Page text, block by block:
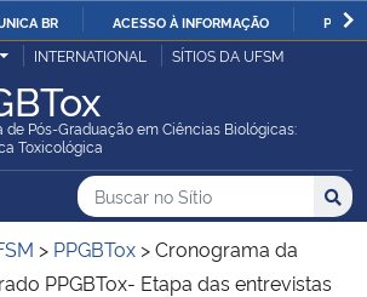
IR
O
CONTEÚDO
BR ACESSO À INFORMAÇÃO
Pública
INTERNATIONAL SÍTIOS DA UFSM
de Pós-Graduação em Ciências Biológicas:
Toxicológica
do Sítio
Busca
Buscar no no Sítio
Busca:
> PPGBTox >Cronograma da
PPGBTox- Etapa das entrevistas